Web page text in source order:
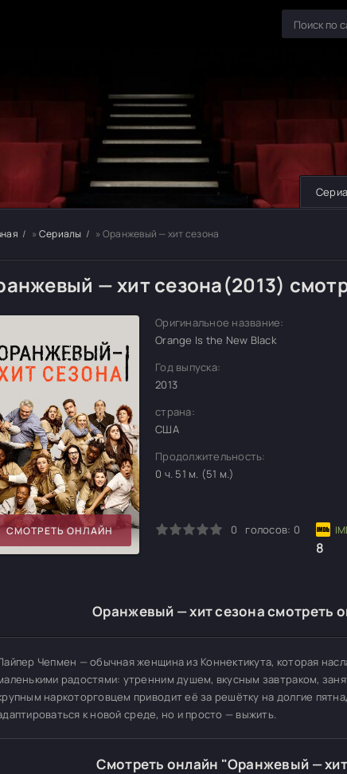
» Сериалы » Оранжевый — хит сезона
— хит сезона(2013)
СМОТРЕТЬ ОНЛАЙН
Оригинальное название:
Orange Is the New Black
Год выпуска:
2013
страна:
США
Продолжительность:
0 ч. 51 м. (51 м.)
1 2 3 4 5 0 голосов: 0
8
Оранжевый — хит сезона смотреть
Чепмен — обычная женщина из Коннектикута, которая
радостями: утренним душем, вкусным завтраком,
наркоторговцем приводит её за решётку на долгие
к новой среде, но и просто — выжить.
Смотреть онлайн "Оранжевый —